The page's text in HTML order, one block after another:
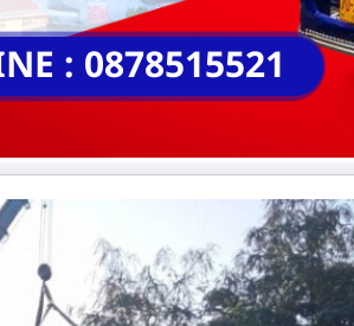
: 0878515521